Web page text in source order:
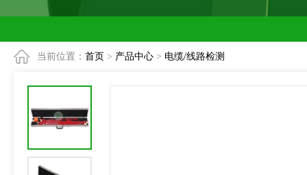
当前位置： 首页 > 产品中心 > 电缆/线路检测